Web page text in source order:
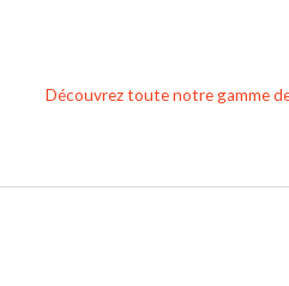
Découvrez toute notre gamme